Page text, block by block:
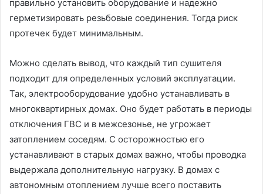
правильно установить оборудование и надежно
герметизировать резьбовые соединения. Тогда риск
протечек будет минимальным.
Можно сделать вывод, что каждый тип сушителя
подходит для определенных условий эксплуатации.
Так, электрооборудование удобно устанавливать в
многоквартирных домах. Оно будет работать в периоды
отключения ГВС и в межсезонье, не угрожает
затоплением соседям. С осторожностью его
устанавливают в старых домах важно, чтобы проводка
выдержала дополнительную нагрузку. В домах с
автономным отоплением лучше всего поставить